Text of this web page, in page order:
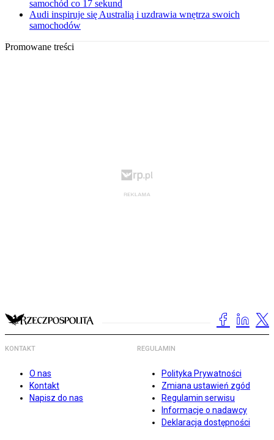
samochód co 17 sekund
Audi inspiruje się Australią i uzdrawia wnętrza swoich
samochodów
Promowane treści
KONTAKT
O nas
Kontakt
Napisz do nas
REGULAMIN
Polityka Prywatności
Zmiana ustawień zgód
Regulamin serwisu
Informacje o nadawcy
Deklaracja dostępności